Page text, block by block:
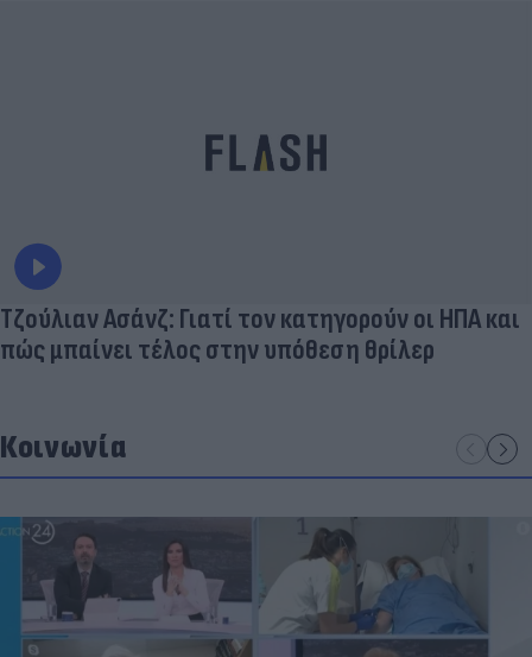
Τζούλιαν Ασάνζ: Γιατί τον κατηγορούν οι ΗΠΑ και
πώς μπαίνει τέλος στην υπόθεση θρίλερ
Κοινωνία